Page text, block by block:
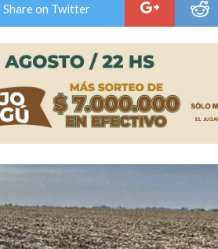
del techo del galpón del ferrocarril
para el EPI y el Hospital Vilela
Share on Twitter